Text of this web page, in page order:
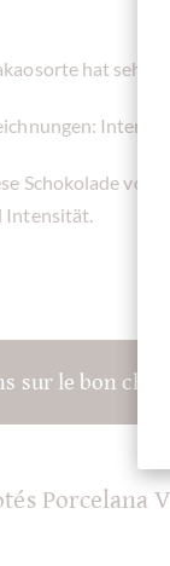
hat sehr
Schokolade von
Intensität.
sur le bon
Porcelana